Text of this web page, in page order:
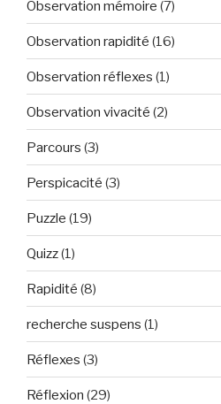
Observation mémoire (7)
Observation rapidité (16)
Observation réflexes (1)
Observation vivacité (2)
Parcours (3)
Perspicacité (3)
Puzzle (19)
Quizz(1)
Rapidité (8)
recherche suspens (1)
Réflexes (3)
Réflexion (29)